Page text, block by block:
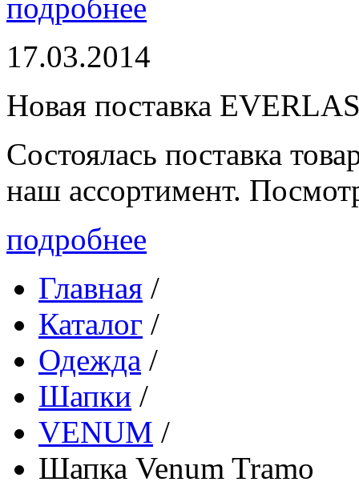
подробнее
17.03.2014
Новая поставка
Состоялась поставка
наш ассортимент.
подробнее
Главная /
Каталог /
Одежда /
Шапки /
VENUM /
Шапка Venum Tramo